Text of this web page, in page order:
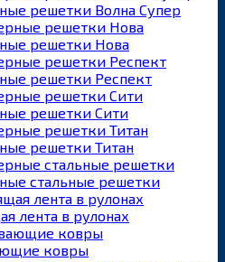
решетки Волна Супер
решетки Нова
решетки Респект
решетки Сити
решетки Титан
стальные решетки
лента в рулонах
ковры